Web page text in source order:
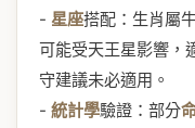
- 星座搭配：生肖屬
可能受天王星影響，
守建議未必適用。
- 統計學驗證：部分